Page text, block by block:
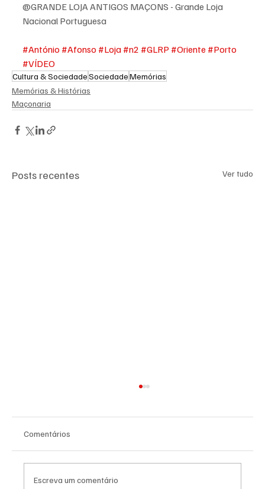
@GRANDE LOJA ANTIGOS MAÇONS - Grande Loja
Nacional Portuguesa
#António #Afonso #Loja #n2 #GLRP #Oriente #Porto
#VÍDEO
Cultura & SociedadeSociedadeMemórias
Memórias & Histórias
Maçonaria
Posts recentes Ver tudo
Comentários
Escreva um comentário